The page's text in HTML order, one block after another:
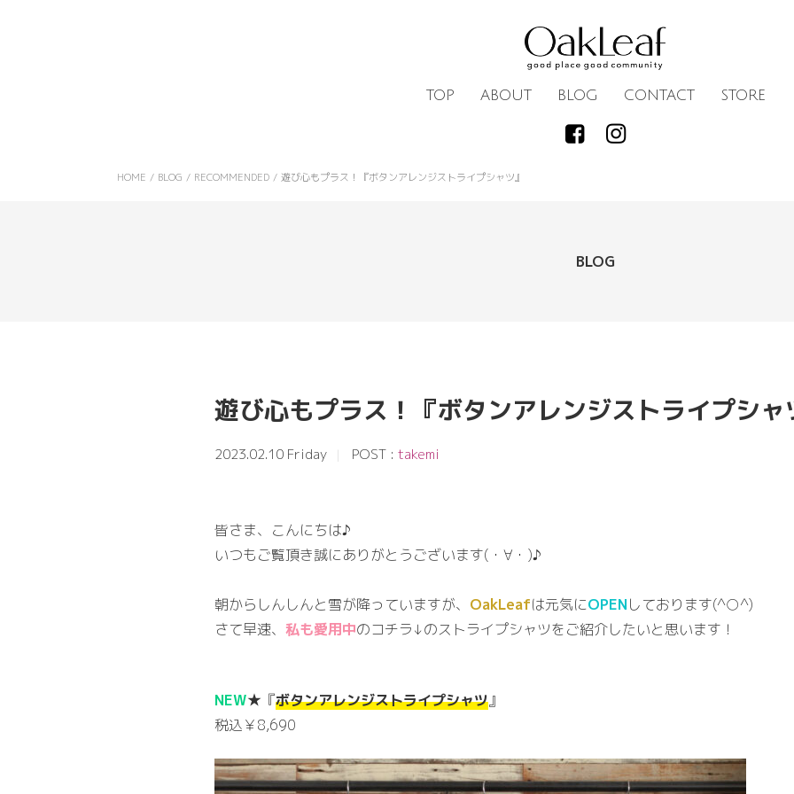
TOP ABOUT BLOG CONTACT STORE
HOME / BLOG / RECOMMENDED / 遊び心もプラス！『ボタンアレンジストライプシャツ』
BLOG
遊び心もプラス！『ボタンアレンジストライプシャ
2023.02.10 Friday POST : takemi
皆さま、こんにちは♪
いつもご覧頂き誠にありがとうございます(・∀・)♪
朝からしんしんと雪が降っていますが、 OakLeafは元気にOPENしております(^○^)
さて早速、 私も愛用中のコチラ↓のストライプシャツをご紹介したいと思います！
NEW★『ボタンアレンジストライプシャツ』
税込￥8,690